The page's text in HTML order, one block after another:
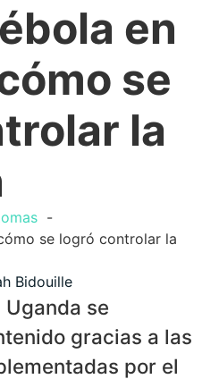
en
se
la
se logró controlar la
Bidouille
se
gracias a las
por el